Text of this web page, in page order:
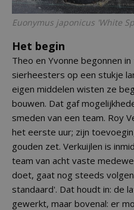
Euonymus japonicus 'White
Het begin
Theo en Yvonne begonnen
sierheesters op een stukje
eigen middelen wisten ze
bouwen. Dat gaf
smeden van een team. Roy
het eerste uur; zijn
gouden zet. Verkuijlen is
team van acht vaste
doet, gaat nog steeds
standaard'. Dat houdt in: de
gewerkt, maar bovenal: er